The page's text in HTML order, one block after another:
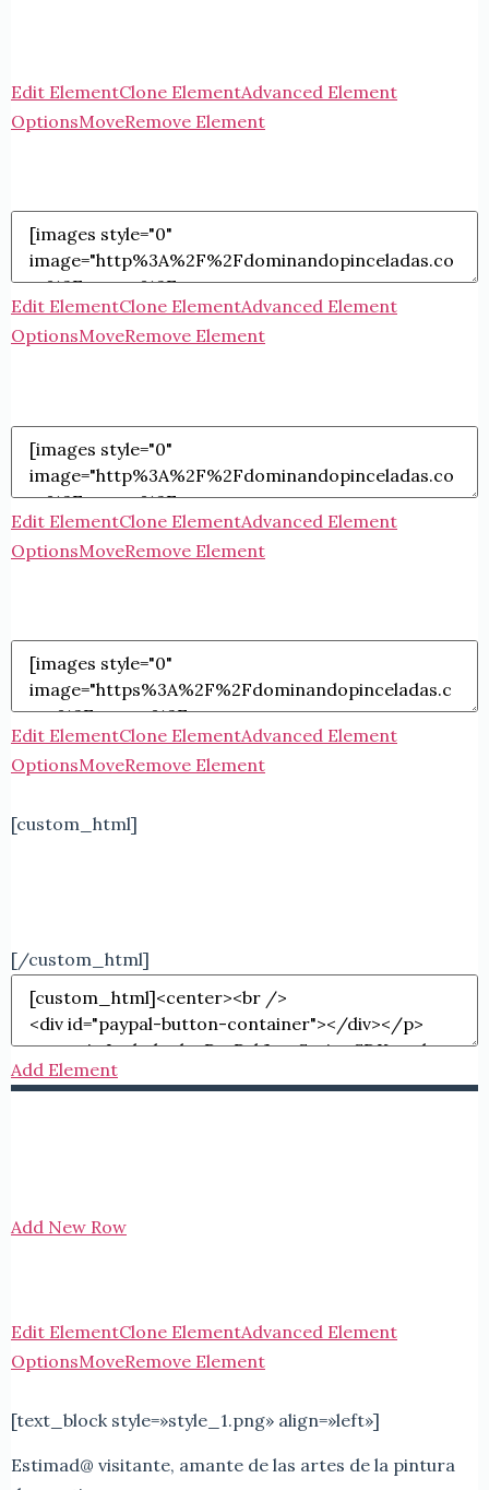
Edit ElementClone ElementAdvanced Element
OptionsMoveRemove Element
Edit ElementClone ElementAdvanced Element
OptionsMoveRemove Element
Edit ElementClone ElementAdvanced Element
OptionsMoveRemove Element
Edit ElementClone ElementAdvanced Element
OptionsMoveRemove Element
[custom_html]
[/custom_html]
Add Element
Add New Row
Edit ElementClone ElementAdvanced Element
OptionsMoveRemove Element
[text_block style=»style_1.png» align=»left»]
Estimad@ visitante, amante de las artes de la pintura